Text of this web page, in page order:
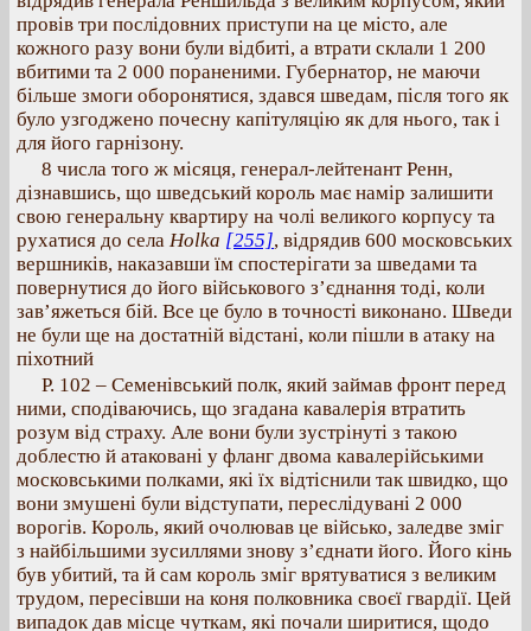
провів три послідовних приступи на це місто, але
кожного разу вони були відбиті, а втрати склали 1 200
вбитими та 2 000 пораненими. Губернатор, не маючи
більше змоги оборонятися, здався шведам, після того як
було узгоджено почесну капітуляцію як для нього, так і
для його гарнізону.
8 числа того ж місяця, генерал-лейтенант Ренн,
дізнавшись, що шведський король має намір залишити
свою генеральну квартиру на чолі великого корпусу та
рухатися до села Holka [255], відрядив 600 московських
вершників, наказавши їм спостерігати за шведами та
повернутися до його військового з’єднання тоді, коли
зав’яжеться бій. Все це було в точності виконано. Шведи
не були ще на достатній відстані, коли пішли в атаку на
піхотний
Р. 102 – Семенівський полк, який займав фронт перед
ними, сподіваючись, що згадана кавалерія втратить
розум від страху. Але вони були зустрінуті з такою
доблестю й атаковані у фланг двома кавалерійськими
московськими полками, які їх відтіснили так швидко, що
вони змушені були відступати, переслідувані 2 000
ворогів. Король, який очолював це військо, заледве зміг
з найбільшими зусиллями знову з’єднати його. Його кінь
був убитий, та й сам король зміг врятуватися з великим
трудом, пересівши на коня полковника своєї гвардії. Цей
випадок дав місце чуткам, які почали ширитися, щодо